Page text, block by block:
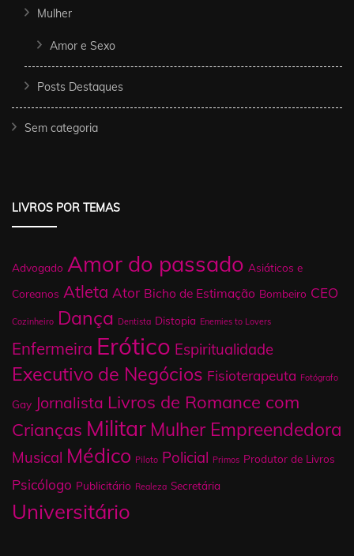
Mulher
Amor e Sexo
Posts Destaques
Sem categoria
LIVROS POR TEMAS
Advogado Amor do passado Asiáticos e
Coreanos Atleta Ator Bicho de Estimação Bombeiro CEO
Cozinheiro Dança Dentista Distopia Enemies to Lovers
Enfermeira Erótico Espiritualidade
Executivo de Negócios Fisioterapeuta Fotógrafo
Gay Jornalista Livros de Romance com
Crianças Militar Mulher Empreendedora
Musical Médico Piloto Policial Primos Produtor de Livros
Psicólogo Publicitário Realeza Secretária
Universitário